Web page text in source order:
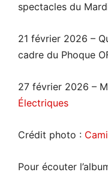
spectacles du
21 février 2026 –
cadre du Phoque
27 février 2026 –
Électriques
Crédit photo :
Pour écouter